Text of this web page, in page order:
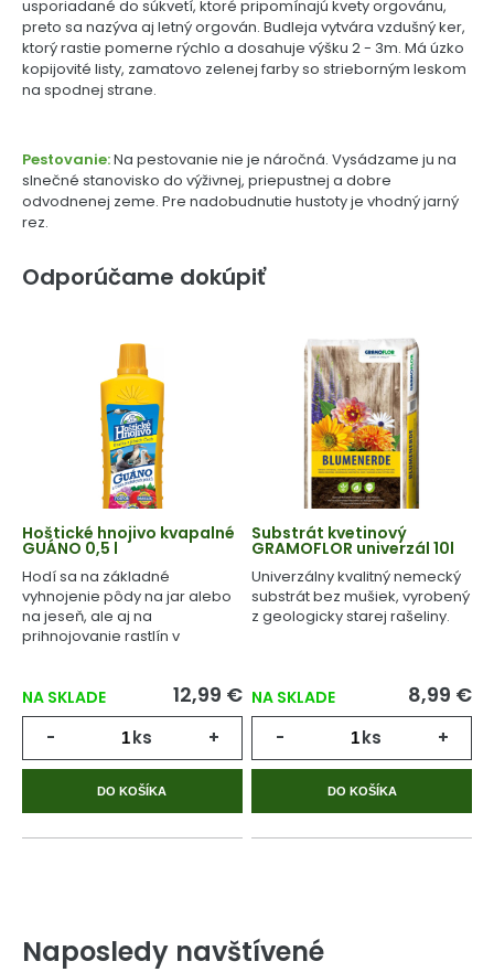
usporiadané do súkvetí, ktoré pripomínajú kvety orgovánu,
preto sa nazýva aj letný orgován. Budleja vytvára vzdušný ker,
ktorý rastie pomerne rýchlo a dosahuje výšku 2 - 3m. Má úzko
kopijovité listy, zamatovo zelenej farby so strieborným leskom
na spodnej strane.
Pestovanie:Na pestovanie nie je náročná. Vysádzame ju na
slnečné stanovisko do výživnej, priepustnej a dobre
odvodnenej zeme. Pre nadobudnutie hustoty je vhodný jarný
rez.
Odporúčame dokúpiť
Hoštické hnojivo kvapalné
GUÁNO 0,5 l
Hodí sa na základné
vyhnojenie pôdy na jar alebo
na jeseň, ale aj na
prihnojovanie rastlín v
NA SKLADE 12,99 €
- ks +
DO KOŠÍKA
Substrát kvetinový
GRAMOFLOR univerzál 10l
Univerzálny kvalitný nemecký
substrát bez mušiek, vyrobený
z geologicky starej rašeliny.
NA SKLADE 8,99 €
- ks +
DO KOŠÍKA
Naposledy navštívené